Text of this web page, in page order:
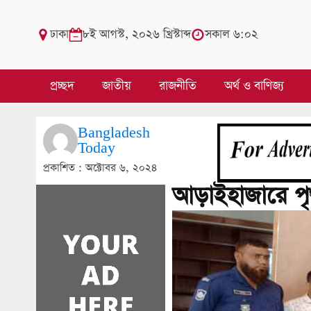
ঢাকা ৮ই আগস্ট, ২০২৬ খ্রিস্টাব্দ সকাল ৬:০২
প্রচ্ছদ জাতীয় রাজনীতি অর্থ ও বাণিজ্য
Bangladesh
Today
প্রকাশিত :অক্টোবর ৬, ২০২৪
আড়াইহাজারে